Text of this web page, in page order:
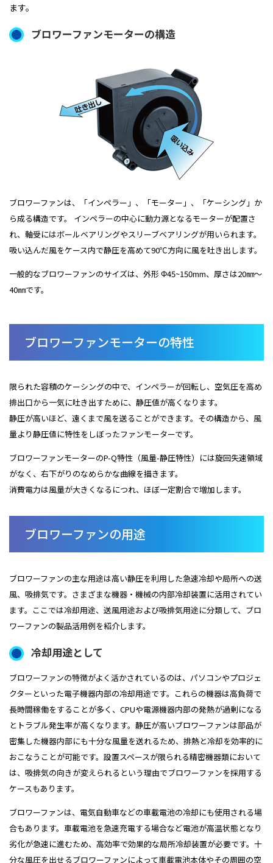
ます。
ブロワーファンモーターの構造
ブロワーファンは、「インペラー」、「モーター」、「ケーシング」か
ら成る構造です。 インペラーの中心に動力源となるモーターが配置さ
れ、軸受にはボールベアリングやスリーブベアリングが用いられます。
吸い込んだ風をケース内で静圧を高めて90℃方向に風を吐き出します。
一般的なブロワーファンのサイズは、外形 Φ45~150mm、厚さは20㎜～
40㎜です。
ブロワーファンモーターの特性
限られた容積のケーシングの中で、インペラーが回転し、空気圧を高め
排出口から一気に吐き出すために、静圧値が高くなります。
静圧が高いほど、遠くまで風を送ることができます。その構造から、風
量より静圧値に特性をしぼったファンモーターです。
ブロワーファンモーターのP-Q特性（風量-静圧特性）には旋回失速領域
がなく、右下がりのなめらかな曲線を描きます。
消費電力は風量が大きくなるにつれ、ほぼ一定割合で増加します。
ブロワーファンの用途
ブロワーファンの主な用途は高い静圧を利用した急速冷却や局所への送
風、吸排気です。さまざまな機器・機械の内部冷却装置に活用されてい
ます。ここでは冷却用途、送風用途および吸排気用途に分類して、ブロ
ワーファンの製品活用例を紹介します。
冷却用途として
ブロワーファンの特徴がよく活かされているのは、パソコンやプロジェ
クターといった電子機器内部の冷却用途です。これらの機器は高負荷で
長時間稼働をすることが多く、CPUや電源機器内部の発熱が過剰になる
とトラブル発生率が高くなります。静圧が高いブロワーファンは部品が
密集した機器内部にも十分な風量を送れるため、排熱と冷却を効率的に
おこなうことが可能です。設置スペースが限られる精密機器類において
は、吸排気の向きが変えられるという理由でブロワーファンを採用する
ケースもあります。
ブロワーファンは、電気自動車などの車載電池の冷却にも使用される場
合もあります。車載電池を急速充電する場合など電池が高温状態となり
劣化が急速に進むため、高効率で効果的な局所冷却装置が必要です。十
分な風圧を出せるブロワーファンによって車載電池本体やその周囲の空